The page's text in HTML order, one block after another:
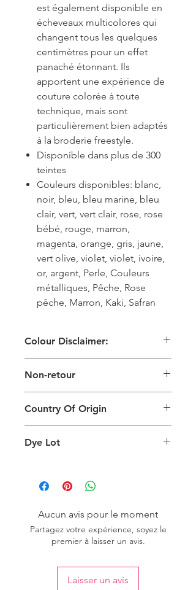
est également disponible en
écheveaux multicolores qui
changent tous les quelques
centimètres pour un effet
panaché étonnant. Ils
apportent une expérience de
couture colorée à toute
technique, mais sont
particulièrement bien adaptés
à la broderie freestyle.
Disponible dans plus de 300
teintes
Couleurs disponibles: blanc,
noir, bleu, bleu marine, bleu
clair, vert, vert clair, rose, rose
bébé, rouge, marron,
magenta, orange, gris, jaune,
vert olive, violet, violet, ivoire,
or, argent, Perle, Couleurs
métalliques, Pêche, Rose
pêche, Marron, Kaki, Safran
Colour Disclaimer:
les couleurs générées sur les produits
sont légèrement différentes de celles
du produit physique. Cela peut
également dépendre de l'écran sur
lequel vous visualisez le produit et de
l'éclairage d'arrière-plan.
Non-retour
Country Of Origin
Dye Lot
one dye lot to ensure the uniformity
of colour.
Aucun avis pour le moment
Partagez votre expérience, soyez le
premier à laisser un avis.
Laisser un avis